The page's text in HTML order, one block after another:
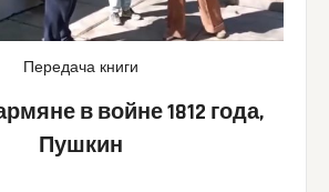
Передача книги
в войне 1812 года,
Пушкин